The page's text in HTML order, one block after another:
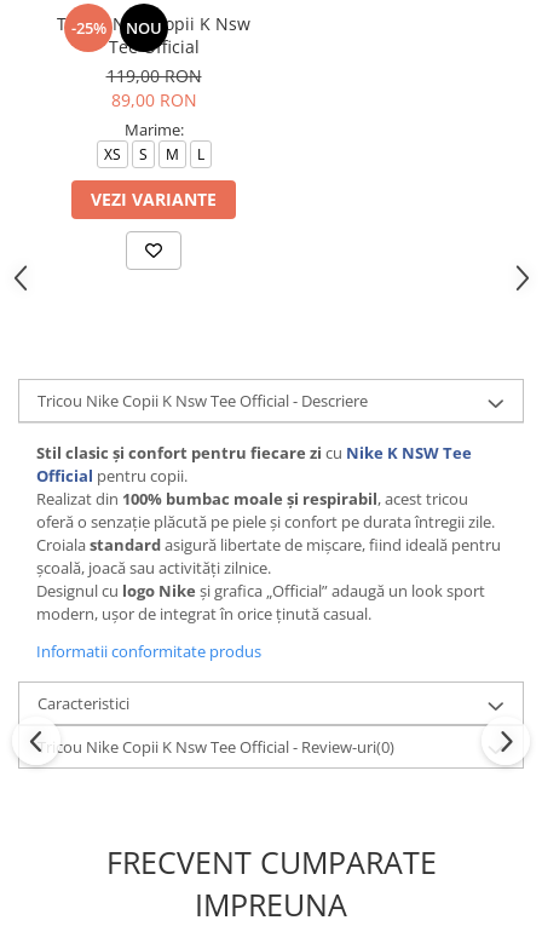
-25% NOU
Tricou Nike Copii K Nsw
Tee Official
119,00 RON
89,00 RON
Marime:
XS S M L
VEZI VARIANTE
Tricou Nike Copii K Nsw Tee Official - Descriere
Stil clasic și confort pentru fiecare zi cu Nike K NSW Tee
Official pentru copii.
Realizat din 100% bumbac moale și respirabil, acest tricou
oferă o senzație plăcută pe piele și confort pe durata întregii zile.
Croialastandardasigură libertate de mișcare, fiind ideală pentru
școală, joacă sau activități zilnice.
Designul cu logo Nike și grafica „Official” adaugă un look sport
modern, ușor de integrat în orice ținută casual.
Informatii conformitate produs
Caracteristici
Tricou Nike Copii K Nsw Tee Official - Review-uri(0)
FRECVENT CUMPARATE
IMPREUNA